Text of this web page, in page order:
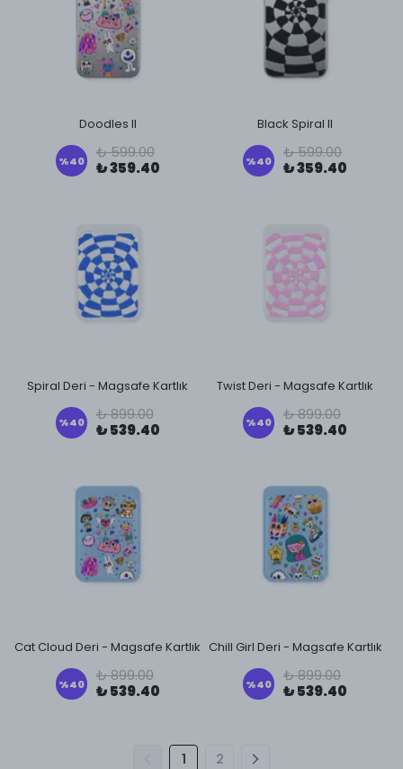
Doodles II
%40
₺ 599.00
₺ 359.40
Black Spiral II
%40
₺ 599.00
₺ 359.40
Spiral Deri - Magsafe Kartlık
%40
₺ 899.00
₺ 539.40
Twist Deri - Magsafe Kartlık
%40
₺ 899.00
₺ 539.40
Cat Cloud Deri - Magsafe Kartlık
%40
₺ 899.00
₺ 539.40
Chill Girl Deri - Magsafe Kartlık
%40
₺ 899.00
₺ 539.40
1 2